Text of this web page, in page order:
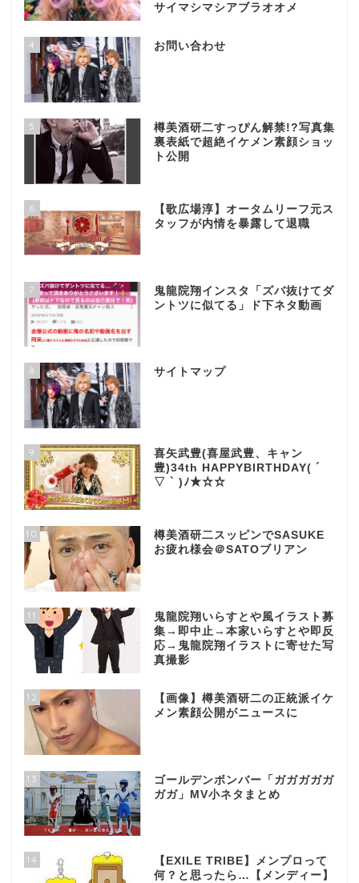
サイマシマシアブラオオメ
4 お問い合わせ
5
樽美酒研二すっぴん解禁!?写真集
裏表紙で超絶イケメン素顔ショッ
ト公開
6
【歌広場淳】オータムリーフ元ス
タッフが内情を暴露して退職
7
鬼龍院翔インスタ「ズバ抜けてダ
ントツに似てる」ド下ネタ動画
8 サイトマップ
9
喜矢武豊(喜屋武豊、キャン
豊)34th HAPPYBIRTHDAY( ´
▽ ` )ﾉ★☆☆
10
樽美酒研二スッピンでSASUKE
お疲れ様会＠SATOブリアン
11
鬼龍院翔いらすとや風イラスト募
集→即中止→本家いらすとや即反
応→鬼龍院翔イラストに寄せた写
真撮影
12
【画像】樽美酒研二の正統派イケ
メン素顔公開がニュースに
13
ゴールデンボンバー「ガガガガガ
ガガ」MV小ネタまとめ
14
【EXILE TRIBE】メンプロって
何？と思ったら…【メンディー】